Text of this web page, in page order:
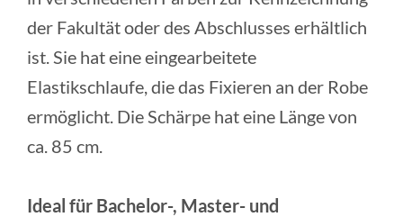
der Fakultät oder des Abschlusses erhältlich
ist. Sie hat eine eingearbeitete
Elastikschlaufe, die das Fixieren an der Robe
ermöglicht. Die Schärpe hat eine Länge von
ca. 85 cm.
Ideal für Bachelor-, Master- und